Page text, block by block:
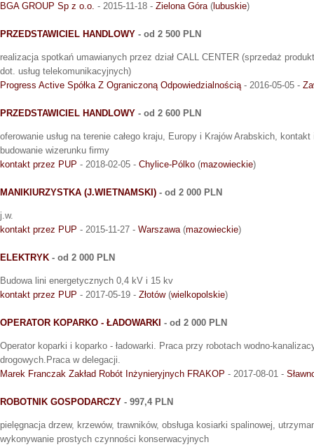
BGA GROUP Sp z o.o. - 2015-11-18 - Zielona Góra( lubuskie)
PRZEDSTAWICIEL HANDLOWY - od 2 500 PLN
realizacja spotkań umawianych przez dział CALL CENTER (sprzedaż
dot. usług telekomunikacyjnych)
Progress Active Spółka Z Ograniczoną Odpowiedzialnością- 2016-05-05 -
PRZEDSTAWICIEL HANDLOWY - od 2 600 PLN
oferowanie usług na terenie całego kraju, Europy i Krajów Arabskich,
budowanie wizerunku firmy
kontakt przez PUP - 2018-02-05 - Chylice-Pólko (mazowieckie)
MANIKIURZYSTKA (J.WIETNAMSKI) - od 2 000 PLN
j.w.
kontakt przez PUP - 2015-11-27 - Warszawa(mazowieckie)
ELEKTRYK - od 2 000 PLN
Budowa lini energetycznych 0,4 kV i 15 kv
kontakt przez PUP - 2017-05-19 - Złotów(wielkopolskie)
OPERATOR KOPARKO - ŁADOWARKI - od 2 000 PLN
Operator koparki i koparko - ładowarki. Praca przy robotach wodno-
drogowych.Praca w delegacji.
Marek Franczak Zakład Robót Inżynieryjnych FRAKOP - 2017-08-01 -
ROBOTNIK GOSPODARCZY - 997,4 PLN
pielęgnacja drzew, krzewów, trawników, obsługa kosiarki spalinowej,
wykonywanie prostych czynności konserwacyjnych